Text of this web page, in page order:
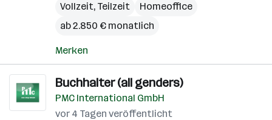
Vollzeit, Teilzeit
Homeoffice
ab 2.850 € monatlich
Merken
Buchhalter (all genders)
PMC International GmbH
vor 4 Tagen veröffentlicht